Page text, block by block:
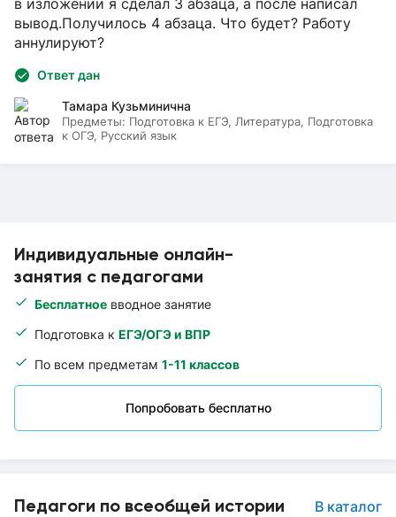
Индивидуальные онлайн-
занятия с педагогами
Бесплатное вводное занятие
Подготовка к ЕГЭ/ОГЭ и ВПР
По всем предметам 1-11 классов
Попробовать бесплатно
Педагоги по всеобщей истории В каталог
в изложении я сделал 3 абзаца, а после написал
вывод.Получилось 4 абзаца. Что будет? Работу
аннулируют?
Ответ дан
Тамара Кузьминична
Предметы: Подготовка к ЕГЭ, Литература, Подготовка
к ОГЭ, Русский язык